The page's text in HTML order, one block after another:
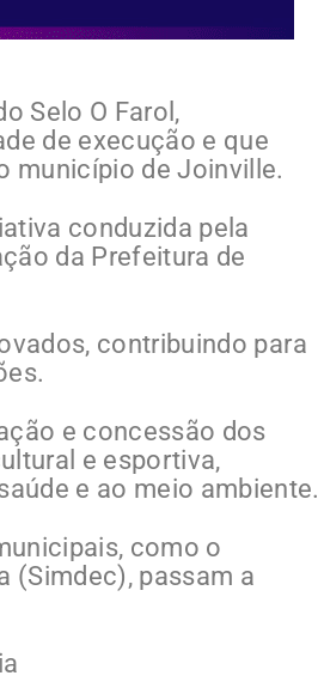
Selo O Farol,
de execução e que
município de Joinville.
conduzida pela
da Prefeitura de
contribuindo para
e concessão dos
e esportiva,
e ao meio ambiente.
como o
(Simdec), passam a